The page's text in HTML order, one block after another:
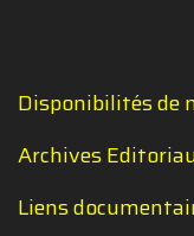
Disponibilités de
Archives
Liens